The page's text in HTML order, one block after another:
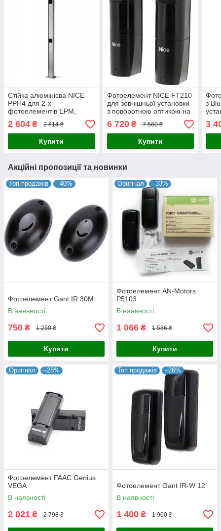
Стійка алюмінієва NICE
PPH4 для 2-х
фотоелементів EPM,
2 604 ₴ 2 814 ₴
Купити
Фотоелемент NICE FT210
для зовнішньої установки
з поворотною оптикою на
6 720₴ 7 560 ₴
Купити
з
3
Акційні пропозиції та новинки
Топ продажів –40%
Фотоелемент Gant IR 30М
В наявності
750 ₴ 1 250 ₴
Купити
Оригінал –33%
Фотоелемент AN-Motors
P5103
В наявності
1 066 ₴ 1 586 ₴
Купити
Оригінал –28%
Фотоелемент FAAC Genius
VEGA
В наявності
2 021 ₴ 2 798 ₴
Топ продажів –26%
Фотоелемент Gant IR-W 12
В наявності
1 400 ₴ 1 900 ₴